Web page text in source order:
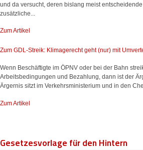
und da versucht, deren bislang meist
zusätzliche...
Zum Artikel
Zum GDL-Streik: Klimagerecht geht (nur) mit
Wenn Beschäftigte im ÖPNV oder bei der Bahn
Arbeitsbedingungen und Bezahlung, dann ist der
Ärgernis sitzt im Verkehrsministerium und in den
Zum Artikel
Gesetzesvorlage für den Hintern